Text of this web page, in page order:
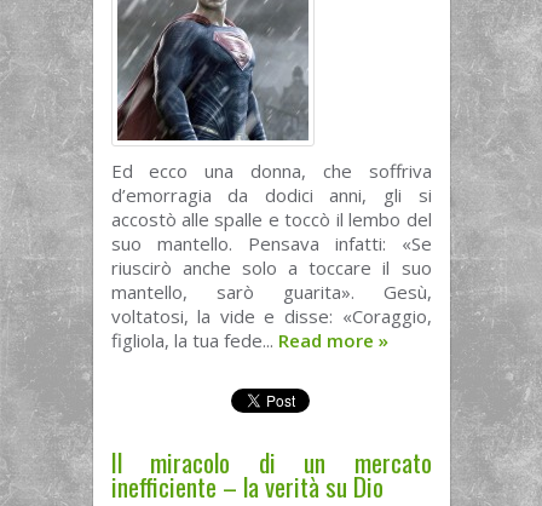
Ed ecco una donna, che soffriva
d’emorragia da dodici anni, gli si
accostò alle spalle e toccò il lembo del
suo mantello. Pensava infatti: «Se
riuscirò anche solo a toccare il suo
mantello, sarò guarita». Gesù,
voltatosi, la vide e disse: «Coraggio,
figliola, la tua fede... Read more »
Il miracolo di un mercato
inefficiente – la verità su Dio